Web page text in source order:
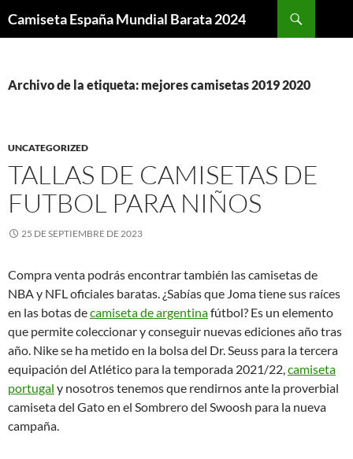
Camiseta España Mundial Barata 2024
Archivo de la etiqueta: mejores camisetas 2019 2020
UNCATEGORIZED
TALLAS DE CAMISETAS DE
FUTBOL PARA NIÑOS
25 DE SEPTIEMBRE DE 2023
Compra venta podrás encontrar también las camisetas de
NBA y NFL oficiales baratas. ¿Sabías que Joma tiene sus raíces
en las botas decamiseta de argentinafútbol? Es un elemento
que permite coleccionar y conseguir nuevas ediciones año tras
año. Nike se ha metido en la bolsa del Dr. Seuss para la tercera
equipación del Atlético para la temporada 2021/22,camiseta
portugal y nosotros tenemos que rendirnos ante la proverbial
camiseta del Gato en el Sombrero del Swoosh para la nueva
campaña.